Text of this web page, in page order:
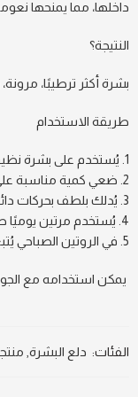
داخلها، مما يمنحها
النتيجة؟
بشرة أكثر ترطيبًا،
طريقة الاستخدام
يُستخدم على بشرة
ضعي كمية مناسبة على
يُدلك بلطف بحركات
يُستخدم مرتين يوميًا
في الروتين الصباحي
يمكن استخدامه مع
الفئات: دلع البشرة